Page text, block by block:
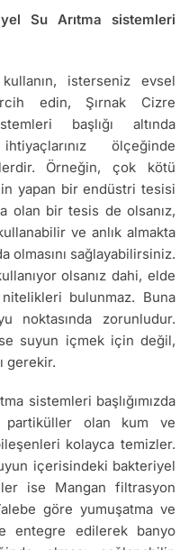
Su Arıtma sistemleri
isterseniz evsel
edin, Şırnak Cizre
başlığı altında
ölçeğinde
Örneğin, çok kötü
yapan bir endüstri tesisi
olan bir tesis de olsanız,
ve anlık almakta
olmasını sağlayabilirsiniz.
olsanız dahi, elde
bulunmaz. Buna
noktasında zorunludur.
suyun içmek için değil,
gerekir.
sistemleri başlığımızda
olan kum ve
kolayca temizler.
içerisindeki bakteriyel
ise Mangan filtrasyon
göre yumuşatma ve
entegre edilerek banyo